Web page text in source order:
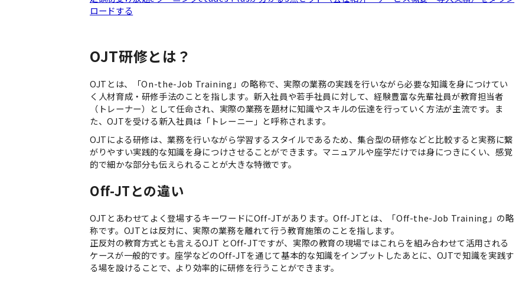
ロードする
OJT研修とは？
OJTとは、「On-the-Job Training」の略称で、実際の業務の実践を行いながら必要な知識を身につけてい
く人材育成・研修手法のことを指します。新入社員や若手社員に対して、経験豊富な先輩社員が教育担当者
（トレーナー）として任命され、実際の業務を題材に知識やスキルの伝達を行っていく方法が主流です。ま
た、OJTを受ける新入社員は「トレーニー」と呼称されます。
OJTによる研修は、業務を行いながら学習するスタイルであるため、集合型の研修などと比較すると実務に繋
がりやすい実践的な知識を身につけさせることができます。マニュアルや座学だけでは身につきにくい、感覚
的で細かな部分も伝えられることが大きな特徴です。
Off-JTとの違い
OJTとあわせてよく登場するキーワードにOff-JTがあります。Off-JTとは、「Off-the-Job Training」の略
称です。OJTとは反対に、実際の業務を離れて行う教育施策のことを指します。
正反対の教育方式とも言えるOJT とOff-JTですが、実際の教育の現場ではこれらを組み合わせて活用される
ケースが一般的です。座学などのOff-JTを通じて基本的な知識をインプットしたあとに、OJTで知識を実践す
る場を設けることで、より効率的に研修を行うことができます。